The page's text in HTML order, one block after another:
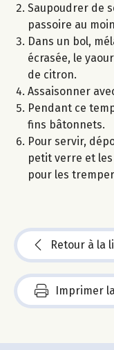
Saupoudrer de
passoire au
Dans un bol,
écrasée, le
de citron.
Assaisonner
Pendant ce
fins bâtonnets.
Pour servir,
petit verre et
pour les
Retour à la
Imprimer